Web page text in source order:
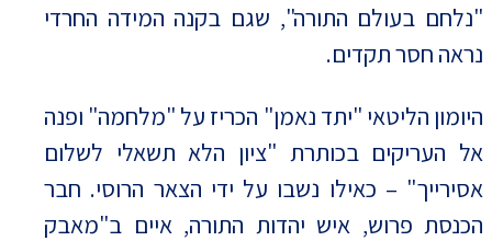
"נלחם בעולם התורה", שגם בקנה המידה החרדי
נראה חסר תקדים.
היומון הליטאי "יתד נאמן" הכריז על "מלחמה" ופנה
אל העריקים בכותרת "ציון הלא תשאלי לשלום
אסירייך" – כאילו נשבו על ידי הצאר הרוסי. חבר
הכנסת פרוש, איש יהדות התורה, איים ב"מאבק